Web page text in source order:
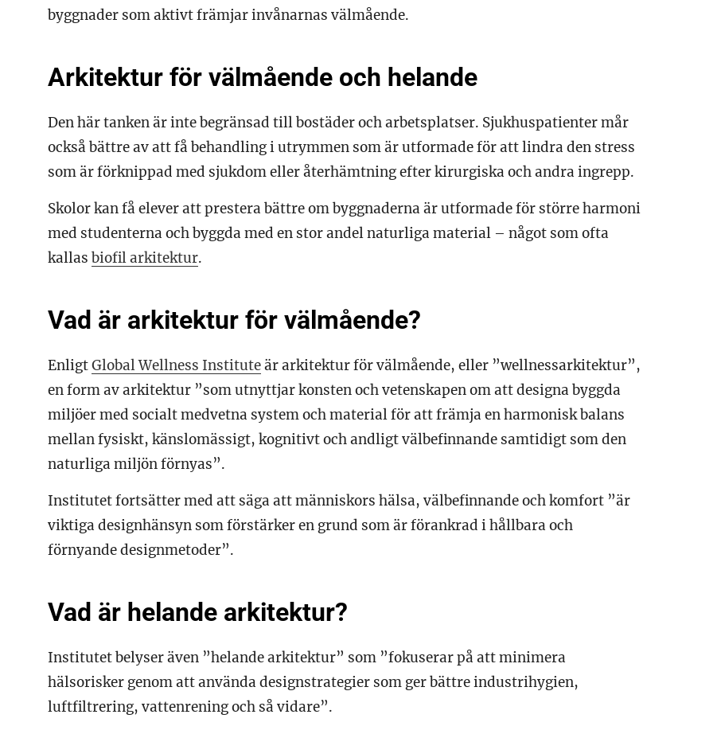
byggnader som aktivt främjar invånarnas välmående.
Arkitektur för välmående och helande
Den här tanken är inte begränsad till bostäder och arbetsplatser. Sjukhuspatienter mår
också bättre av att få behandling i utrymmen som är utformade för att lindra den stress
som är förknippad med sjukdom eller återhämtning efter kirurgiska och andra ingrepp.
Skolor kan få elever att prestera bättre om byggnaderna är utformade för större harmoni
med studenterna och byggda med en stor andel naturliga material – något som ofta
kallas biofil arkitektur.
Vad är arkitektur för välmående?
EnligtGlobal Wellness Instituteär arkitektur för välmående, eller ”wellnessarkitektur”,
en form av arkitektur ”som utnyttjar konsten och vetenskapen om att designa byggda
miljöer med socialt medvetna system och material för att främja en harmonisk balans
mellan fysiskt, känslomässigt, kognitivt och andligt välbefinnande samtidigt som den
naturliga miljön förnyas”.
Institutet fortsätter med att säga att människors hälsa, välbefinnande och komfort ”är
viktiga designhänsyn som förstärker en grund som är förankrad i hållbara och
förnyande designmetoder”.
Vad är helande arkitektur?
Institutet belyser även ”helande arkitektur” som ”fokuserar på att minimera
hälsorisker genom att använda designstrategier som ger bättre industrihygien,
luftfiltrering, vattenrening och så vidare”.